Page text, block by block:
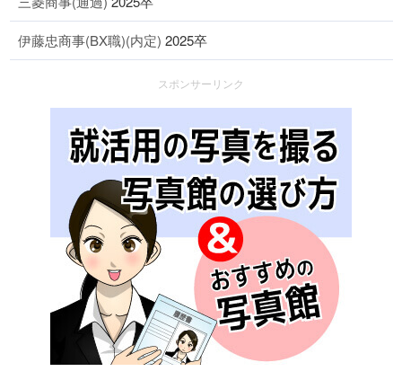
伊藤忠商事(BX職)(内定) 2025卒
スポンサーリンク